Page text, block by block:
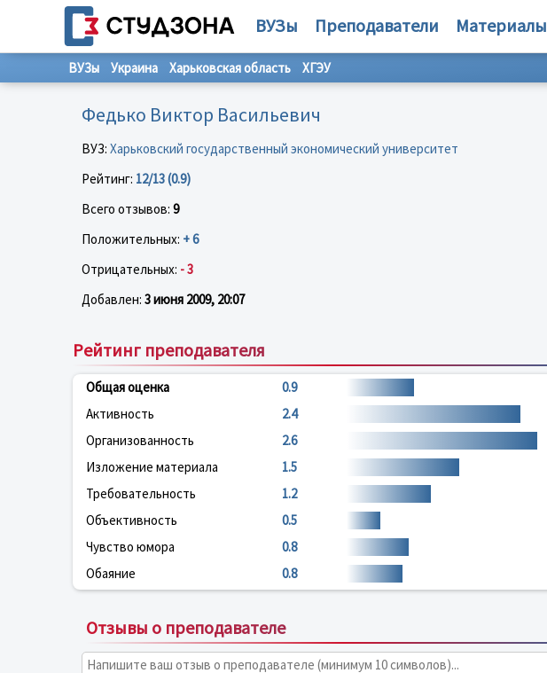
ВУЗы Преподаватели Материалы
ВУЗы Украина Харьковская область ХГЭУ
Федько Виктор Васильевич
ВУЗ: Харьковский государственный экономический университет
Рейтинг: 12/13 (0.9)
Всего отзывов: 9
Положительных: + 6
Отрицательных: - 3
Добавлен: 3 июня 2009, 20:07
Рейтинг преподавателя
Общая оценка 0.9
Активность
2.4
Организованность
2.6
Изложение материала
1.5
Требовательность
1.2
Объективность
0.5
Чувство юмора
0.8
Обаяние
0.8
Отзывы о преподавателе